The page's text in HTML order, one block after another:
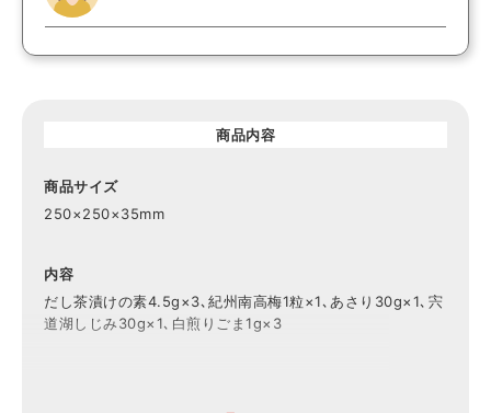
商品内容
商品サイズ
250×250×35mm
内容
だし茶漬けの素4.5g×3､紀州南高梅1粒×1､あさり30g×1､宍
道湖しじみ30g×1､白煎りごま1g×3